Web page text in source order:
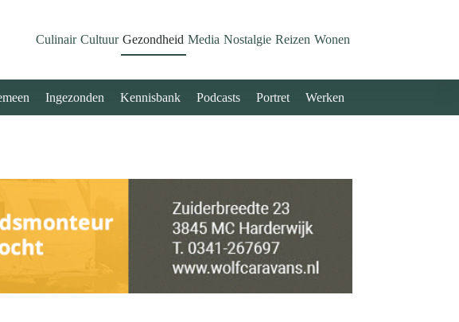
Culinair Cultuur Gezondheid Media Nostalgie Reizen Wonen
Ingezonden Kennisbank Podcasts Portret Werken